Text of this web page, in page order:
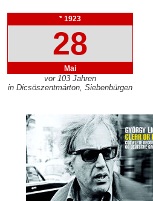
* 1923
28
Mai
vor 103 Jahren
in Dicsöszentmárton, Siebenbürgen